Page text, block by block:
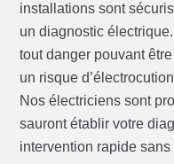
installations sont
un diagnostic
tout danger pouvant
un risque
Nos électriciens sont
sauront établir votre
intervention rapide